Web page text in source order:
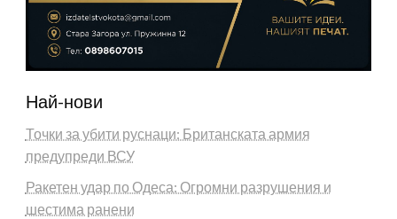
Най-нови
Точки за убити руснаци: Британската армия
предупреди ВСУ
Ракетен удар по Одеса: Огромни разрушения и
шестима ранени